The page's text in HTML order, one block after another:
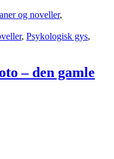
og noveller,
, Psykologisk gys,
– den gamle